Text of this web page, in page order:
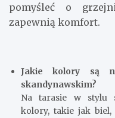
pomyśleć o
zapewnią komfort.
Jakie kolory są
skandynawskim?
Na tarasie w stylu
kolory, takie jak biel,